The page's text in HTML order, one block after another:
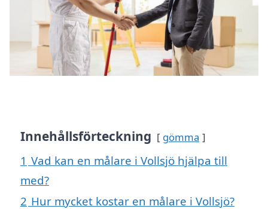
Innehållsförteckning gömma
1 Vad kan en målare i Vollsjö hjälpa till
med?
2 Hur mycket kostar en målare i Vollsjö?